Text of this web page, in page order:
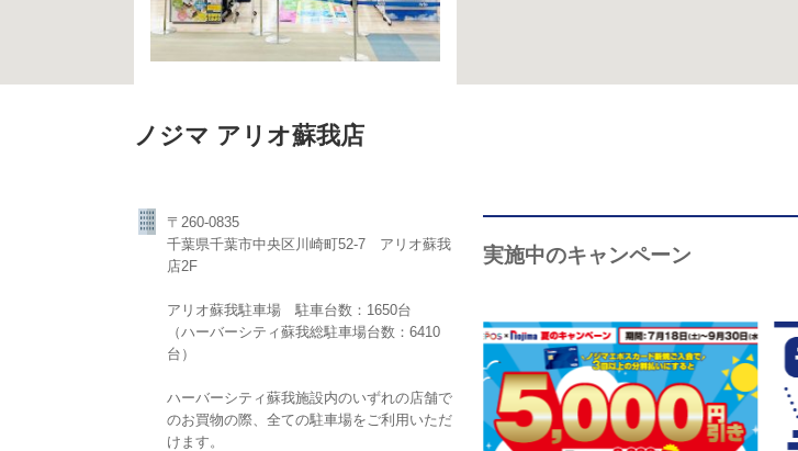
ノジマ アリオ蘇我店
〒260-0835
千葉県千葉市中央区川崎町52-7 アリオ蘇我
店2F
アリオ蘇我駐車場 駐車台数：1650台
（ハーバーシティ蘇我総駐車場台数：6410
台）
ハーバーシティ蘇我施設内のいずれの店舗で
のお買物の際、全ての駐車場をご利用いただ
けます。
実施中のキャンペーン